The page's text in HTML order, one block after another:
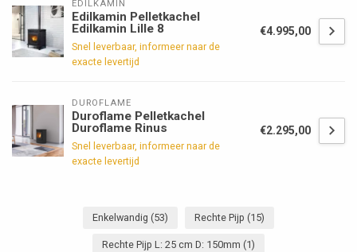
EDILKAMIN
Edilkamin Pelletkachel
Edilkamin Lille 8
Snel leverbaar, informeer naar de
exacte levertijd
€4.995,00
DUROFLAME
Duroflame Pelletkachel
Duroflame Rinus
Snel leverbaar, informeer naar de
exacte levertijd
€2.295,00
Enkelwandig (53) Rechte Pijp (15)
Rechte Pijp L: 25 cm D: 150mm (1)